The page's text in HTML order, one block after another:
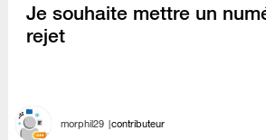
Je souhaite mettre un
rejet
morphil29 contributeur